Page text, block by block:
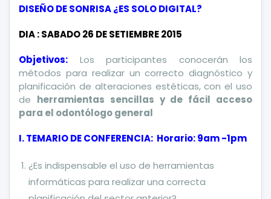
DISEÑO DE SONRISA ¿ES SOLO DIGITAL?
DIA : SABADO 26 DE SETIEMBRE 2015
Objetivos: Los participantes conocerán los
métodos para realizar un correcto diagnóstico y
planificación de alteraciones estéticas, con el uso
de herramientas sencillas y de fácil acceso
para el odontólogo general
I. TEMARIO DE CONFERENCIA: Horario: 9am -1pm
¿Es indispensable el uso de herramientas
informáticas para realizar una correcta